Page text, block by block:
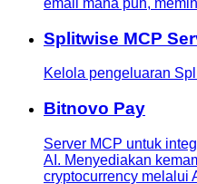
email mana pun,
Splitwise MCP
Kelola pengeluaran
Bitnovo Pay
Server MCP untuk
AI. Menyediakan
cryptocurrency melalui